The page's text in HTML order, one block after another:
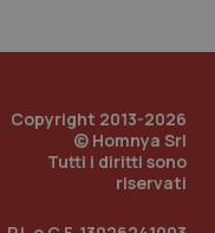
Copyright 2013-2026
© Homnya Srl
Tutti i diritti sono
riservati